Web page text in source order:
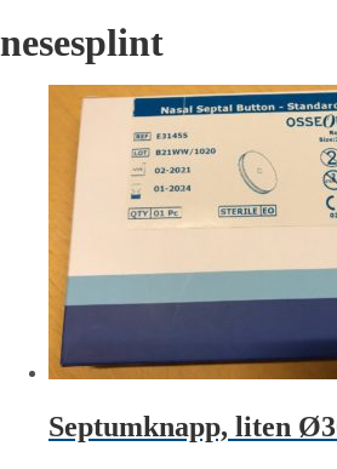
nesesplint
Septumknapp, liten